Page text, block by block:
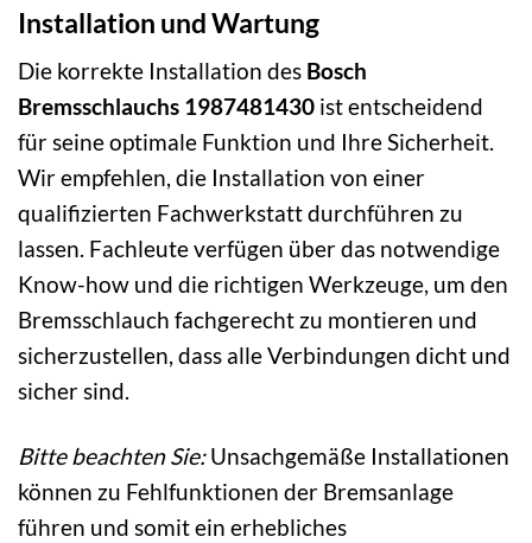
Installation und Wartung
Die korrekte Installation des Bosch
Bremsschlauchs 1987481430 ist entscheidend
für seine optimale Funktion und Ihre Sicherheit.
Wir empfehlen, die Installation von einer
qualifizierten Fachwerkstatt durchführen zu
lassen. Fachleute verfügen über das notwendige
Know-how und die richtigen Werkzeuge, um den
Bremsschlauch fachgerecht zu montieren und
sicherzustellen, dass alle Verbindungen dicht und
sicher sind.
Bitte beachten Sie:Unsachgemäße Installationen
können zu Fehlfunktionen der Bremsanlage
führen und somit ein erhebliches